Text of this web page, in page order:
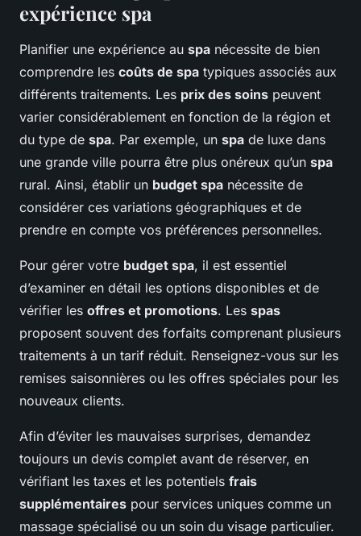
expérience spa
Planifier une expérience au spa nécessite de bien
comprendre les coûts de spa typiques associés aux
différents traitements. Les prix des soins peuvent
varier considérablement en fonction de la région et
du type de spa. Par exemple, un spa de luxe dans
une grande ville pourra être plus onéreux qu’un spa
rural. Ainsi, établir un budget spa nécessite de
considérer ces variations géographiques et de
prendre en compte vos préférences personnelles.
Pour gérer votre budget spa, il est essentiel
d’examiner en détail les options disponibles et de
vérifier les offres et promotions. Les spas
proposent souvent des forfaits comprenant plusieurs
traitements à un tarif réduit. Renseignez-vous sur les
remises saisonnières ou les offres spéciales pour les
nouveaux clients.
Afin d’éviter les mauvaises surprises, demandez
toujours un devis complet avant de réserver, en
vérifiant les taxes et les potentiels frais
supplémentaires pour services uniques comme un
massage spécialisé ou un soin du visage particulier.